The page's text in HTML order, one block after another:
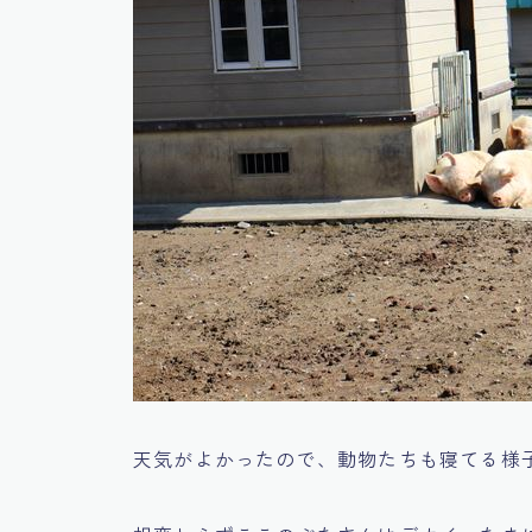
天気がよかったので、動物たちも寝てる様